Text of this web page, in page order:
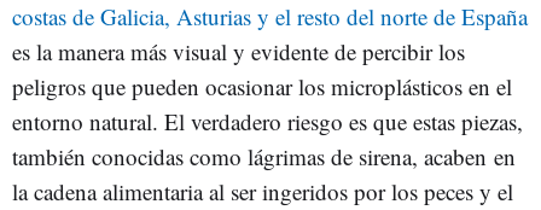
costas de Galicia, Asturias y el resto del norte de España
es la manera más visual y evidente de percibir los
peligros que pueden ocasionar los microplásticos en el
entorno natural. El verdadero riesgo es que estas piezas,
también conocidas como lágrimas de sirena, acaben en
la cadena alimentaria al ser ingeridos por los peces y el